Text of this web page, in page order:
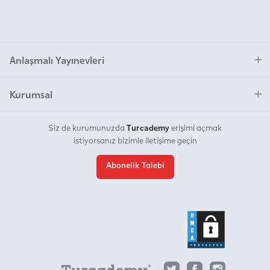
Anlaşmalı Yayınevleri
Kurumsal
Siz de kurumunuzda Turcademy erişimi açmak
istiyorsanız bizimle iletişime geçin
Abonelik Talebi